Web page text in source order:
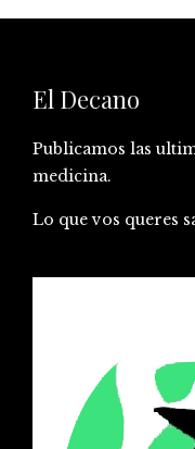
El Decano
Publicamos las
medicina.
Lo que vos queres